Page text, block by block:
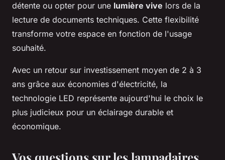
détente ou opter pour une lumière vive lors de la
lecture de documents techniques. Cette flexibilité
transforme votre espace en fonction de l'usage
souhaité.
Avec un retour sur investissement moyen de 2 à 3
ans grâce aux économies d'électricité, la
technologie LED représente aujourd'hui le choix le
plus judicieux pour un éclairage durable et
économique.